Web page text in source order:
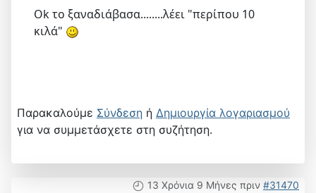
Ok το ξαναδιάβασα........λέει "περίπου 10
κιλά"
Παρακαλούμε Σύνδεση ή Δημιουργία λογαριασμού
για να συμμετάσχετε στη συζήτηση.
13 Χρόνια 9 Μήνες πριν #31470